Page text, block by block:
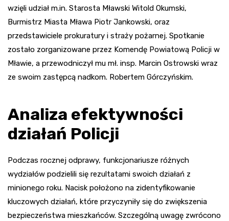
wzięli udział m.in. Starosta Mławski Witold Okumski,
Burmistrz Miasta Mława Piotr Jankowski, oraz
przedstawiciele prokuratury i straży pożarnej. Spotkanie
zostało zorganizowane przez Komendę Powiatową Policji w
Mławie, a przewodniczył mu mł. insp. Marcin Ostrowski wraz
ze swoim zastępcą nadkom. Robertem Górczyńskim.
Analiza efektywności
działań Policji
Podczas rocznej odprawy, funkcjonariusze różnych
wydziałów podzielili się rezultatami swoich działań z
minionego roku. Nacisk położono na zidentyfikowanie
kluczowych działań, które przyczyniły się do zwiększenia
bezpieczeństwa mieszkańców. Szczególną uwagę zwrócono